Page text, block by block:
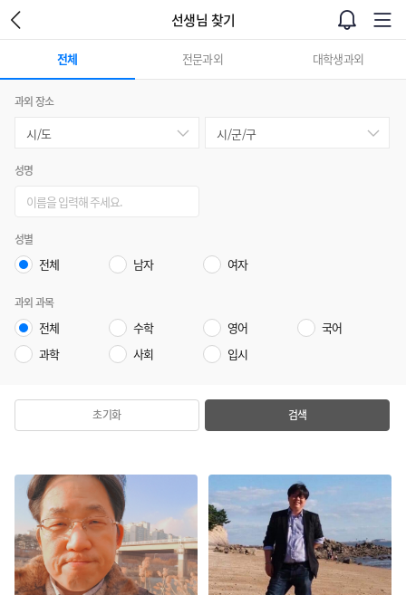
선생님 찾기
전체 전문과외 대학생과외
과외 장소
성명
성별
전체 남자 여자
과외 과목
전체 수학 영어
국어
과학
사회 입시
초기화 검색